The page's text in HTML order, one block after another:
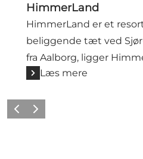
HimmerLand
HimmerLand er et
beliggende tæt ved
fra Aalborg, ligger
Læs mere
Forrige billede
Næste billede